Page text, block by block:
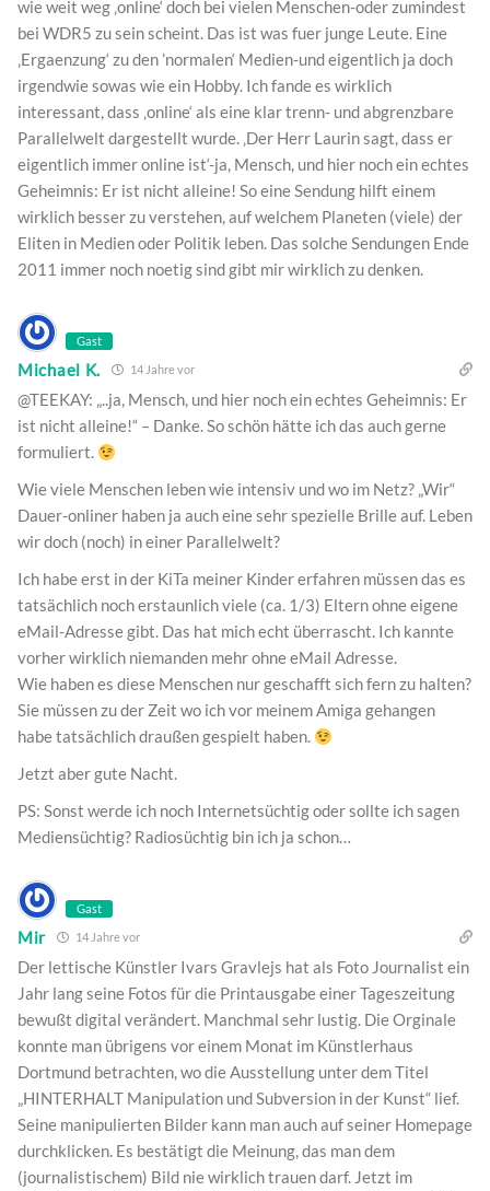
wie weit weg ‚online‘ doch bei vielen Menschen-oder zumindest
bei WDR5 zu sein scheint. Das ist was fuer junge Leute. Eine
‚Ergaenzung‘ zu den ’normalen‘ Medien-und eigentlich ja doch
irgendwie sowas wie ein Hobby. Ich fande es wirklich
interessant, dass ‚online‘ als eine klar trenn- und abgrenzbare
Parallelwelt dargestellt wurde. ‚Der Herr Laurin sagt, dass er
eigentlich immer online ist‘-ja, Mensch, und hier noch ein echtes
Geheimnis: Er ist nicht alleine! So eine Sendung hilft einem
wirklich besser zu verstehen, auf welchem Planeten (viele) der
Eliten in Medien oder Politik leben. Das solche Sendungen Ende
2011 immer noch noetig sind gibt mir wirklich zu denken.
Gast
Michael K. 14 Jahre vor
@TEEKAY: „..ja, Mensch, und hier noch ein echtes Geheimnis: Er
ist nicht alleine!“ – Danke. So schön hätte ich das auch gerne
formuliert.
Wie viele Menschen leben wie intensiv und wo im Netz? „Wir“
Dauer-onliner haben ja auch eine sehr spezielle Brille auf. Leben
wir doch (noch) in einer Parallelwelt?
Ich habe erst in der KiTa meiner Kinder erfahren müssen das es
tatsächlich noch erstaunlich viele (ca. 1/3) Eltern ohne eigene
eMail-Adresse gibt. Das hat mich echt überrascht. Ich kannte
vorher wirklich niemanden mehr ohne eMail Adresse.
Wie haben es diese Menschen nur geschafft sich fern zu halten?
Sie müssen zu der Zeit wo ich vor meinem Amiga gehangen
habe tatsächlich draußen gespielt haben.
Jetzt aber gute Nacht.
PS: Sonst werde ich noch Internetsüchtig oder sollte ich sagen
Mediensüchtig? Radiosüchtig bin ich ja schon…
Gast
Mir 14 Jahre vor
Der lettische Künstler Ivars Gravlejs hat als Foto Journalist ein
Jahr lang seine Fotos für die Printausgabe einer Tageszeitung
bewußt digital verändert. Manchmal sehr lustig. Die Orginale
konnte man übrigens vor einem Monat im Künstlerhaus
Dortmund betrachten, wo die Ausstellung unter dem Titel
„HINTERHALT Manipulation und Subversion in der Kunst“ lief.
Seine manipulierten Bilder kann man auch auf seiner Homepage
durchklicken. Es bestätigt die Meinung, das man dem
(journalistischem) Bild nie wirklich trauen darf. Jetzt im